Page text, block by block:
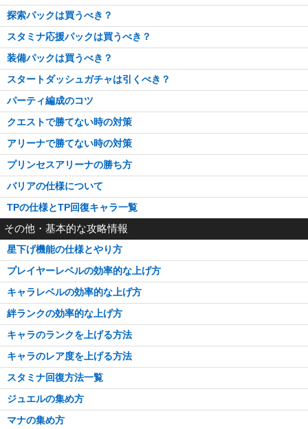
探索パックは買うべき？
スタミナ応援パックは買うべき？
装備パックは買うべき？
スタートダッシュガチャは引くべき？
パーティ編成のコツ
クエストで勝てない時の対策
アリーナで勝てない時の対策
プリンセスアリーナの勝ち方
バリアの仕様について
TPの仕様とTP回復キャラ一覧
その他・基本的な攻略情報
星下げ機能の仕様とやり方
プレイヤーレベルの効率的な上げ方
キャラレベルの効率的な上げ方
絆ランクの効率的な上げ方
キャラのランクを上げる方法
キャラのレア度を上げる方法
スタミナ回復方法一覧
ジュエルの集め方
マナの集め方